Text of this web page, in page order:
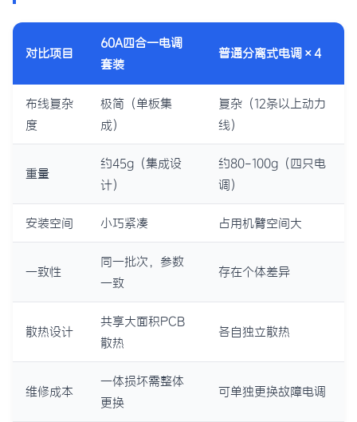
对比项目
60A四合一电调
套装
普通分离式电调×4
布线复杂
度
极简（单板集
成）
复杂（12条以上动力
线）
重量
约45g（集成设
计）
约80-100g（四只电
调）
安装空间 小巧紧凑 占用机臂空间大
一致性
同一批次，参数
一致
存在个体差异
散热设计
共享大面积PCB
散热
各自独立散热
维修成本
一体损坏需整体
更换
可单独更换故障电调